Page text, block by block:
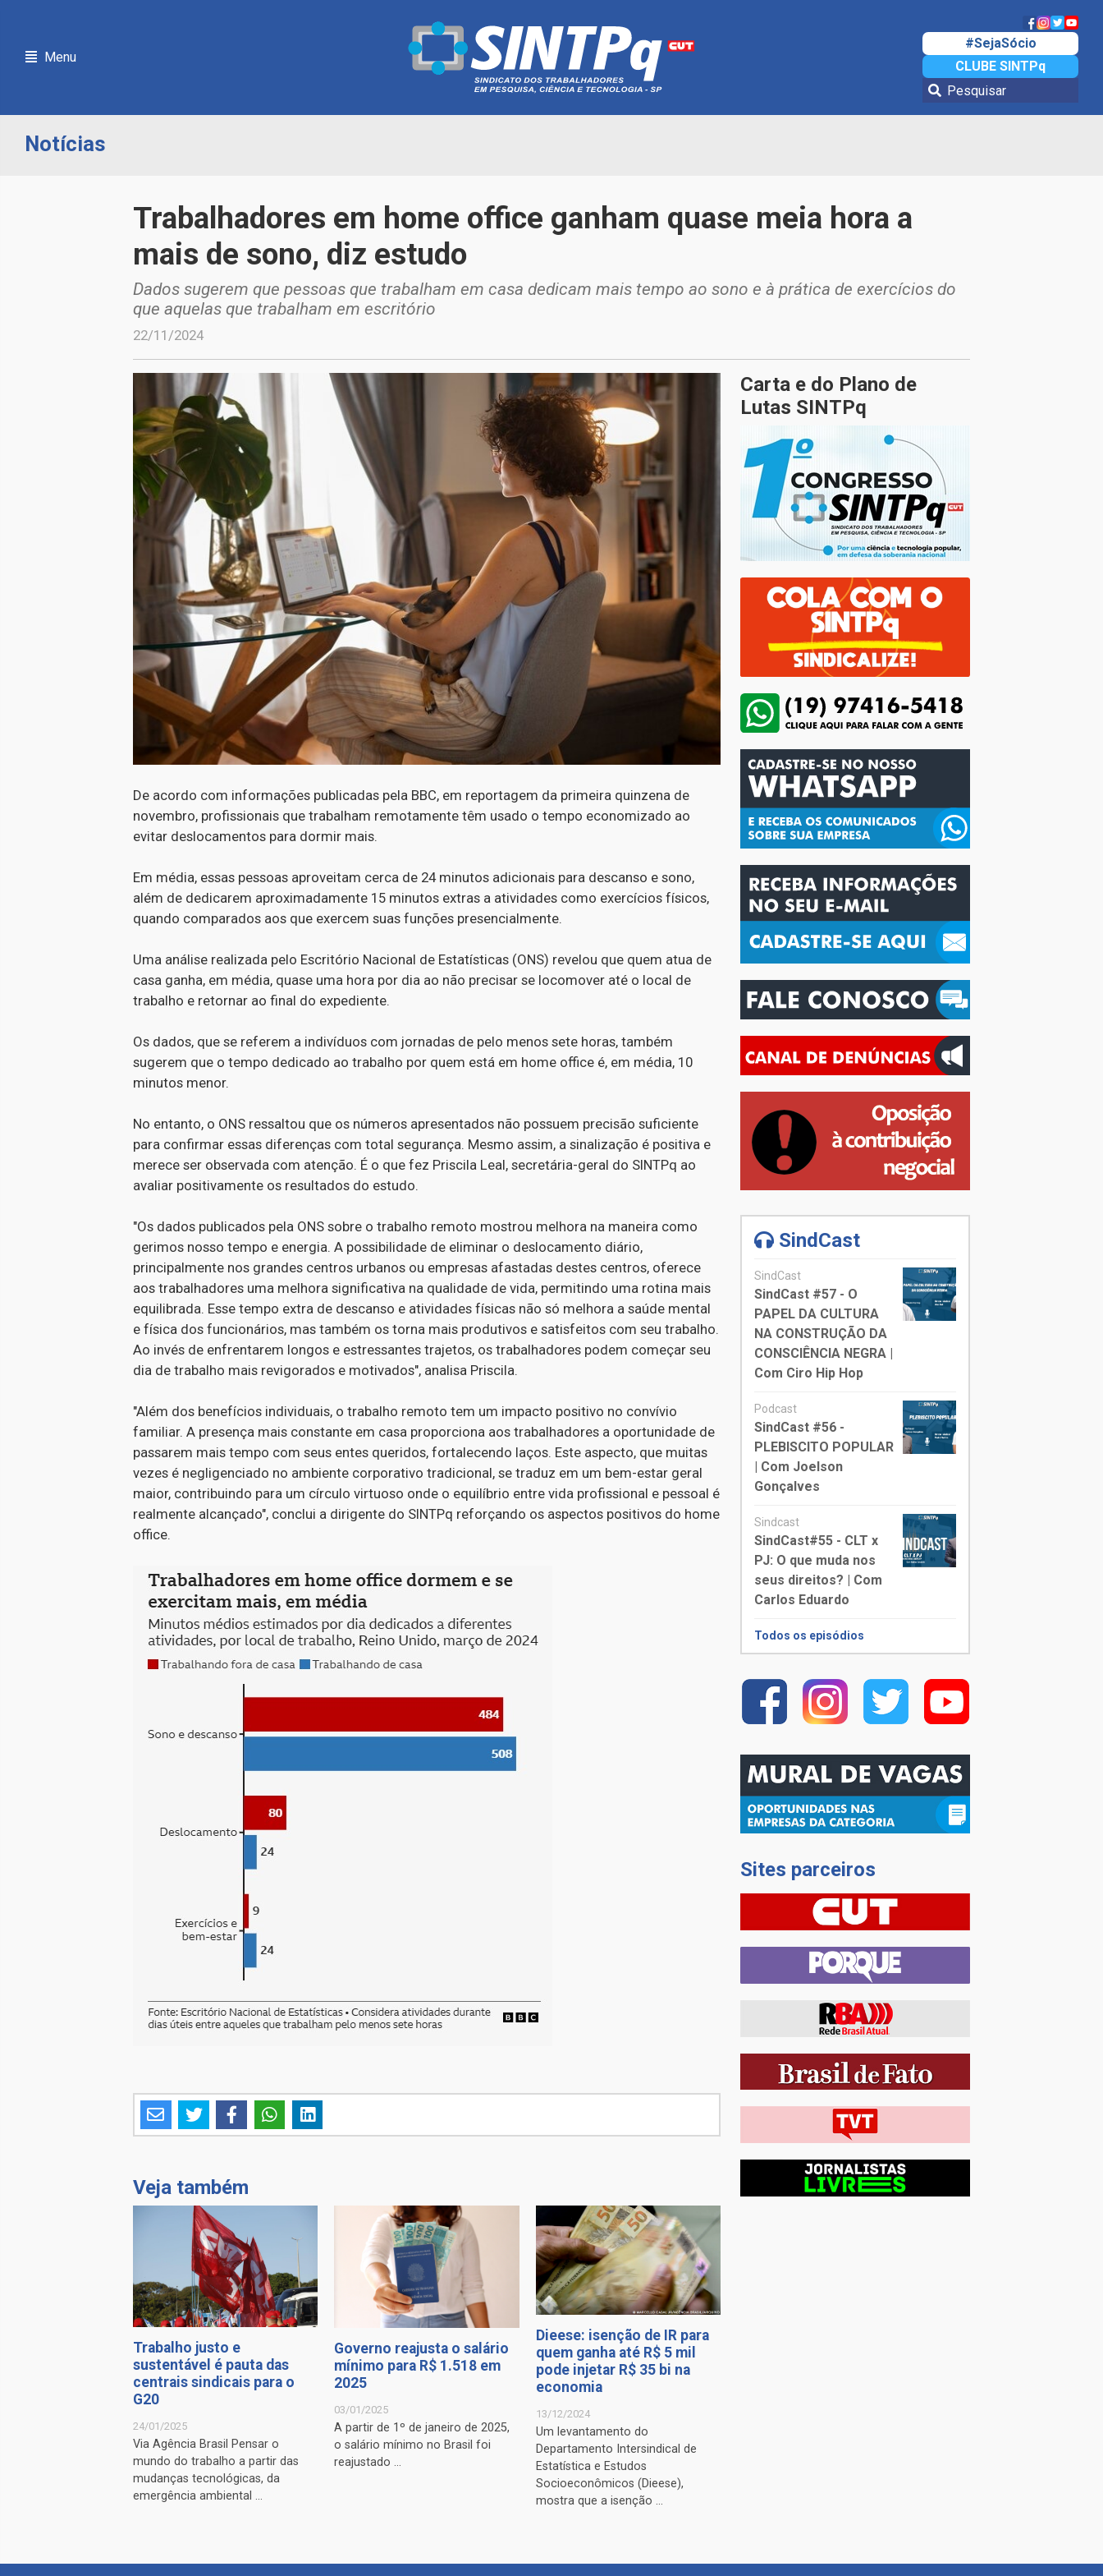
Menu
#SejaSócio
CLUBE SINTPq
Notícias
Trabalhadores em home office ganham quase meia hora a
mais de sono, diz estudo
Dados sugerem que pessoas que trabalham em casa dedicam mais tempo ao sono e à prática de exercícios do
que aquelas que trabalham em escritório
22/11/2024
De acordo com informações publicadas pela BBC, em reportagem da primeira quinzena de
novembro, profissionais que trabalham remotamente têm usado o tempo economizado ao
evitar deslocamentos para dormir mais.
Em média, essas pessoas aproveitam cerca de 24 minutos adicionais para descanso e sono,
além de dedicarem aproximadamente 15 minutos extras a atividades como exercícios físicos,
quando comparados aos que exercem suas funções presencialmente.
Uma análise realizada pelo Escritório Nacional de Estatísticas (ONS) revelou que quem atua de
casa ganha, em média, quase uma hora por dia ao não precisar se locomover até o local de
trabalho e retornar ao final do expediente.
Os dados, que se referem a indivíduos com jornadas de pelo menos sete horas, também
sugerem que o tempo dedicado ao trabalho por quem está em home office é, em média, 10
minutos menor.
No entanto, o ONS ressaltou que os números apresentados não possuem precisão suficiente
para confirmar essas diferenças com total segurança. Mesmo assim, a sinalização é positiva e
merece ser observada com atenção. É o que fez Priscila Leal, secretária-geral do SINTPq ao
avaliar positivamente os resultados do estudo.
"Os dados publicados pela ONS sobre o trabalho remoto mostrou melhora na maneira como
gerimos nosso tempo e energia. A possibilidade de eliminar o deslocamento diário,
principalmente nos grandes centros urbanos ou empresas afastadas destes centros, oferece
aos trabalhadores uma melhora significativa na qualidade de vida, permitindo uma rotina mais
equilibrada. Esse tempo extra de descanso e atividades físicas não só melhora a saúde mental
e física dos funcionários, mas também os torna mais produtivos e satisfeitos com seu trabalho.
Ao invés de enfrentarem longos e estressantes trajetos, os trabalhadores podem começar seu
dia de trabalho mais revigorados e motivados", analisa Priscila.
"Além dos benefícios individuais, o trabalho remoto tem um impacto positivo no convívio
familiar. A presença mais constante em casa proporciona aos trabalhadores a oportunidade de
passarem mais tempo com seus entes queridos, fortalecendo laços. Este aspecto, que muitas
vezes é negligenciado no ambiente corporativo tradicional, se traduz em um bem-estar geral
maior, contribuindo para um círculo virtuoso onde o equilíbrio entre vida profissional e pessoal é
realmente alcançado", conclui a dirigente do SINTPq reforçando os aspectos positivos do home
office.
Veja também
Trabalho justo e
sustentável é pauta das
centrais sindicais para o
G20
24/01/2025
Via Agência Brasil Pensar o
mundo do trabalho a partir das
mudanças tecnológicas, da
emergência ambiental ...
Governo reajusta o salário
mínimo para R$ 1.518 em
2025
03/01/2025
A partir de 1º de janeiro de 2025,
o salário mínimo no Brasil foi
reajustado ...
Dieese: isenção de IR para
quem ganha até R$ 5 mil
pode injetar R$ 35 bi na
economia
13/12/2024
Um levantamento do
Departamento Intersindical de
Estatística e Estudos
Socioeconômicos (Dieese),
mostra que a isenção ...
Carta e do Plano de
Lutas SINTPq
SindCast
SindCast
SindCast #57 - O
PAPEL DA CULTURA
NA CONSTRUÇÃO DA
CONSCIÊNCIA NEGRA |
Com Ciro Hip Hop
Podcast
SindCast #56 -
PLEBISCITO POPULAR
| Com Joelson
Gonçalves
Sindcast
SindCast#55 - CLT x
PJ: O que muda nos
seus direitos? | Com
Carlos Eduardo
Todos os episódios
Sites parceiros